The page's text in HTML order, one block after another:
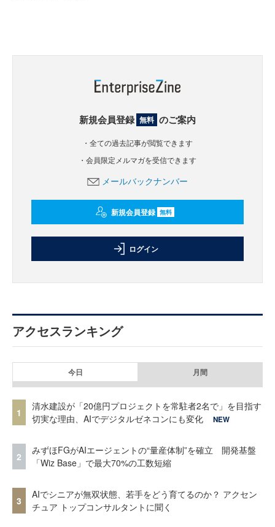
新規会員登録 無料 のご案内
・全ての過去記事が閲覧できます
・会員限定メルマガを受信できます
メールバックナンバー
新規会員登録 無料
ログイン
アクセスランキング
今日 月間
1
清水建設が「20億円プロジェクトを常駐者2名で」を目指す
切実な理由、AIでデジタルゼネコンにも変化
NEW
2
みずほFGがAIエージェントの“量産体制”を確立 開発基盤
「Wiz Base」で最大70%の工数短縮
3
AIでシニアが無双状態、若手をどう育てるのか？ アクセン
チュア トップコンサルタントに聞く